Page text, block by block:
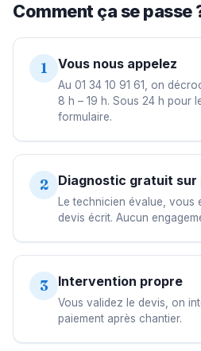
Comment ça se passe
1 Vous nous appelez
Au 01 34 10 91 61, on
8 h – 19 h. Sous 24 h pour
formulaire.
2 Diagnostic gratuit sur
Le technicien évalue, vous
devis écrit. Aucun
3 Intervention propre
Vous validez le devis, on
paiement après chantier.